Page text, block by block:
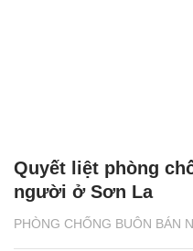
PHÒNG CHỐNG BUÔN BÁN
Quyết liệt phòng
người ở Sơn La